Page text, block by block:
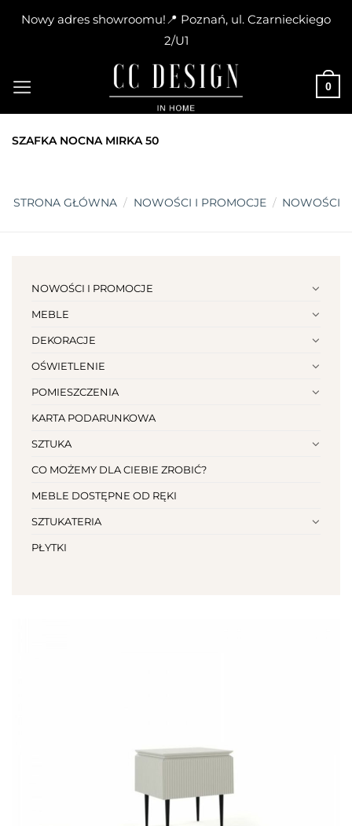
Nowy adres showroomu!📍 Poznań, ul. Czarnieckiego
2/U1
content
0
SZAFKA NOCNA MIRKA 50
STRONA GŁÓWNA / NOWOŚCI I PROMOCJE / NOWOŚCI
NOWOŚCI I PROMOCJE
MEBLE
DEKORACJE
OŚWIETLENIE
POMIESZCZENIA
KARTA PODARUNKOWA
SZTUKA
CO MOŻEMY DLA CIEBIE ZROBIĆ?
MEBLE DOSTĘPNE OD RĘKI
SZTUKATERIA
PŁYTKI